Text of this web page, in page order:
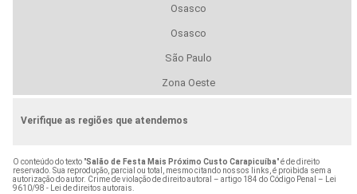
Osasco
Osasco
São Paulo
Zona Oeste
Verifique as regiões que atendemos
O conteúdo do texto "Salão de Festa Mais Próximo Custo Carapicuíba" é de direito
reservado. Sua reprodução, parcial ou total, mesmo citando nossos links, é proibida sem a
autorização do autor. Crime de violação de direito autoral – artigo 184 do Código Penal – Lei
9610/98 - Lei de direitos autorais.